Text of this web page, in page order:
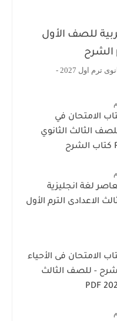
للصف الأول
اول 2027 -
الامتحان في
الثالث الثانوي
لغة انجليزية
الاعدادى الترم الأول
الامتحان فى الأحياء
- للصف الثالث